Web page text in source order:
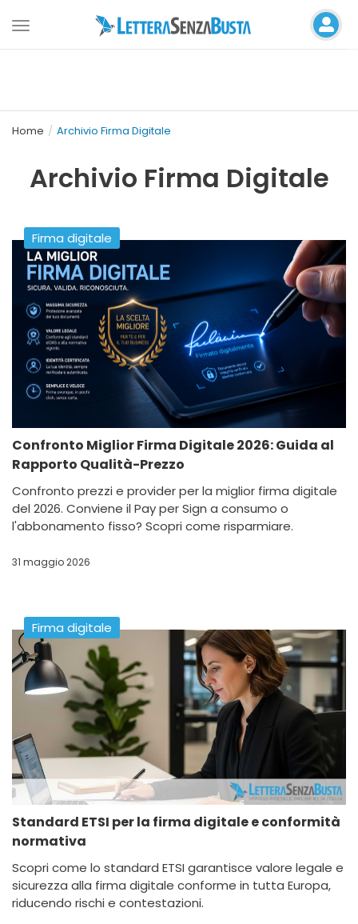
Toggle
Home Archivio Firma Digitale
Archivio Firma Digitale
Firma digitale
Confronto Miglior Firma Digitale 2026: Guida al
Rapporto Qualità-Prezzo
Confronto prezzi e provider per la miglior firma digitale
del 2026. Conviene il Pay per Sign a consumo o
l'abbonamento fisso? Scopri come risparmiare.
31 maggio 2026
Firma digitale
Standard ETSI per la firma digitale e conformità
normativa
Scopri come lo standard ETSI garantisce valore legale e
sicurezza alla firma digitale conforme in tutta Europa,
riducendo rischi e contestazioni.